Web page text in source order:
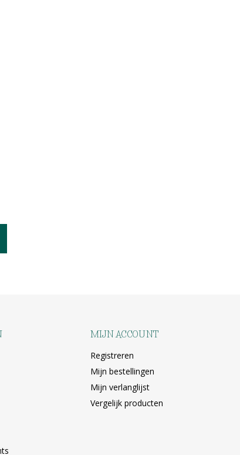
MIJN ACCOUNT
Registreren
Mijn bestellingen
Mijn verlanglijst
Vergelijk producten